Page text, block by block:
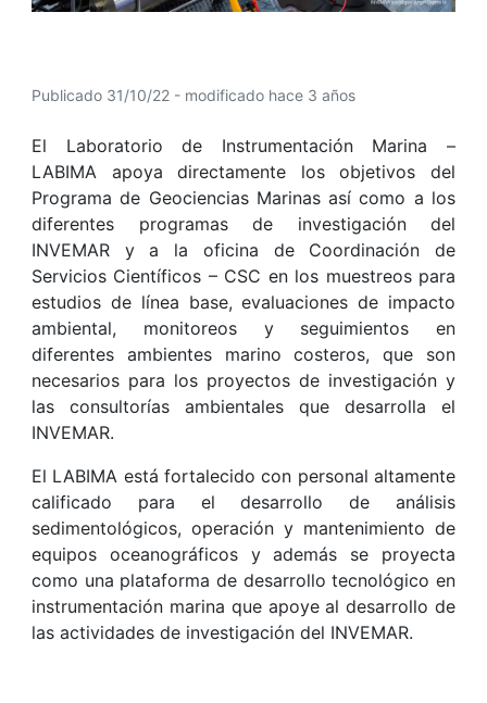
Publicado 31/10/22 - modificado hace 3 años
El Laboratorio de Instrumentación Marina –
LABIMA apoya directamente los objetivos del
Programa de Geociencias Marinas así como a los
diferentes programas de investigación del
INVEMAR y a la oficina de Coordinación de
Servicios Científicos – CSC en los muestreos para
estudios de línea base, evaluaciones de impacto
ambiental, monitoreos y seguimientos en
diferentes ambientes marino costeros, que son
necesarios para los proyectos de investigación y
las consultorías ambientales que desarrolla el
INVEMAR.
El LABIMA está fortalecido con personal altamente
calificado para el desarrollo de análisis
sedimentológicos, operación y mantenimiento de
equipos oceanográficos y además se proyecta
como una plataforma de desarrollo tecnológico en
instrumentación marina que apoye al desarrollo de
las actividades de investigación del INVEMAR.